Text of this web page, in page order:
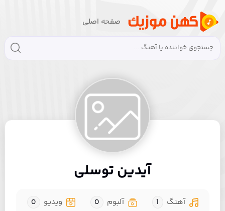
صفحه اصلی
آیدین توسلی
آهنگ 1 آلبوم 0 ویدیو 0